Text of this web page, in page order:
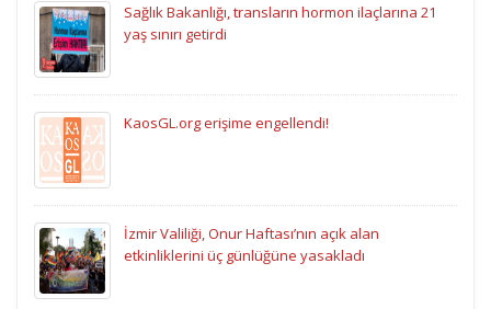
Sağlık Bakanlığı, transların hormon ilaçlarına 21
yaş sınırı getirdi
KaosGL.org erişime engellendi!
İzmir Valiliği, Onur Haftası’nın açık alan
etkinliklerini üç günlüğüne yasakladı